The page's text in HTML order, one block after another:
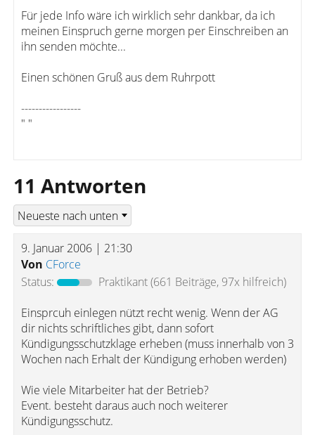
Für jede Info wäre ich wirklich sehr dankbar, da ich
meinen Einspruch gerne morgen per Einschreiben an
ihn senden möchte...
Einen schönen Gruß aus dem Ruhrpott
-----------------
" "
11 Antworten
9. Januar 2006 | 21:30
Von CForce
Status:
Praktikant(661 Beiträge, 97x hilfreich)
Einsprcuh einlegen nützt recht wenig. Wenn der AG
dir nichts schriftliches gibt, dann sofort
Kündigungsschutzklage erheben (muss innerhalb von 3
Wochen nach Erhalt der Kündigung erhoben werden)
Wie viele Mitarbeiter hat der Betrieb?
Event. besteht daraus auch noch weiterer
Kündigungsschutz.